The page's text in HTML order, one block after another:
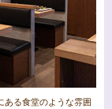
ある食堂のような雰囲